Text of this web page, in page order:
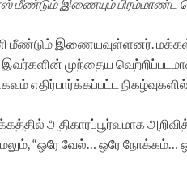
மீண்டும் இணையும் பிரம்மாண்ட
மீண்டும் இணையவுள்ளனர். மக்கள்
இவர்களின் முந்தைய
எதிர்பார்க்கப்பட்ட
அதிகாரப்பூர்வமாக
“ஒரே வேல்… ஒரே நோக்கம்…